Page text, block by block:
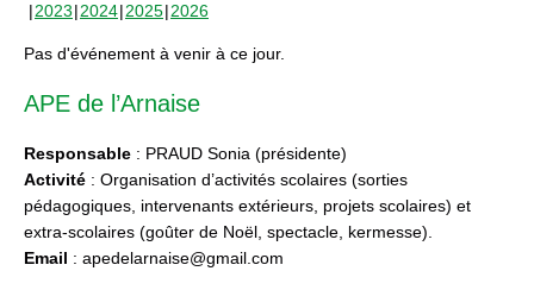
2023 2024 2025 2026
Pas d'événement à venir à ce jour.
APE de l’Arnaise
Responsable : PRAUD Sonia (présidente)
Activité : Organisation d’activités scolaires (sorties
pédagogiques, intervenants extérieurs, projets scolaires) et
extra-scolaires (goûter de Noël, spectacle, kermesse).
Email : apedelarnaise@gmail.com